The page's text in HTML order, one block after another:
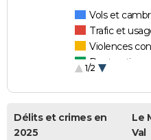
Vols et
Trafic et
Violences
Destructions
1/2
Délits et crimes en
2025
Le
Val